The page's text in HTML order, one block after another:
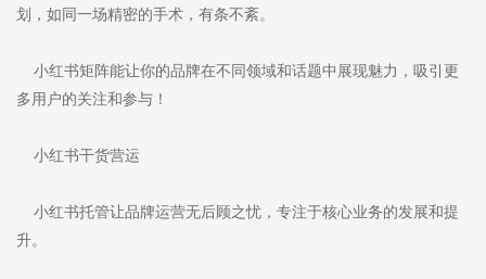
划，如同一场精密的手术，有条不紊。
小红书矩阵能让你的品牌在不同领域和话题中展现魅力，吸引更
多用户的关注和参与！
小红书干货营运
小红书托管让品牌运营无后顾之忧，专注于核心业务的发展和提
升。